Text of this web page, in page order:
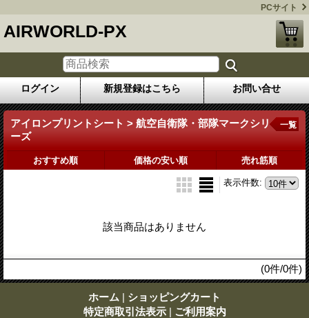
PCサイト
AIRWORLD-PX
ログイン 新規登録はこちら お問い合せ
アイロンプリントシート > 航空自衛隊・部隊マークシリ
ーズ
一覧
おすすめ順 価格の安い順 売れ筋順
表示件数:
該当商品はありません
(0件/0件)
ホーム | ショッピングカート
特定商取引法表示 | ご利用案内